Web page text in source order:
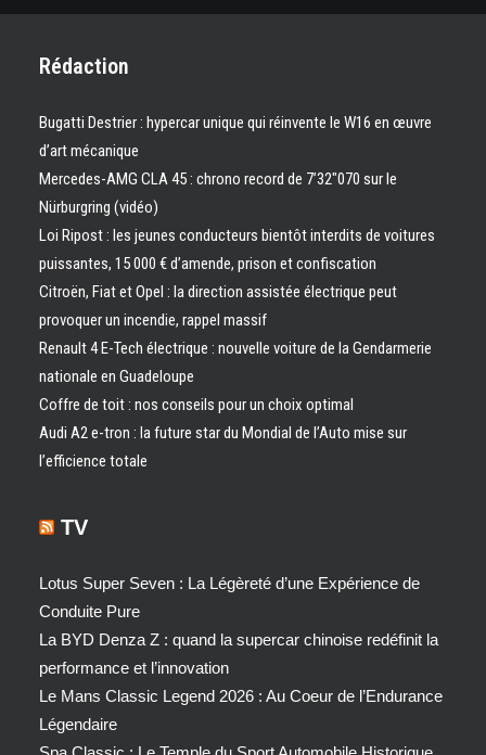
Rédaction
Bugatti Destrier : hypercar unique qui réinvente le W16 en œuvre
d’art mécanique
Mercedes-AMG CLA 45 : chrono record de 7’32″070 sur le
Nürburgring (vidéo)
Loi Ripost : les jeunes conducteurs bientôt interdits de voitures
puissantes, 15 000 € d’amende, prison et confiscation
Citroën, Fiat et Opel : la direction assistée électrique peut
provoquer un incendie, rappel massif
Renault 4 E-Tech électrique : nouvelle voiture de la Gendarmerie
nationale en Guadeloupe
Coffre de toit : nos conseils pour un choix optimal
Audi A2 e-tron : la future star du Mondial de l’Auto mise sur
l’efficience totale
TV
Lotus Super Seven : La Légèreté d’une Expérience de
Conduite Pure
La BYD Denza Z : quand la supercar chinoise redéfinit la
performance et l’innovation
Le Mans Classic Legend 2026 : Au Coeur de l’Endurance
Légendaire